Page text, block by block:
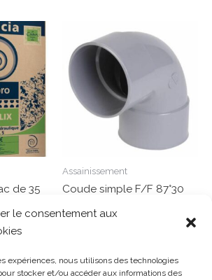
le consentement aux
expériences, nous utilisons des technologies
stocker et/ou accéder aux informations des
de 35
Assainissement
Coude simple F/F 87°30
5